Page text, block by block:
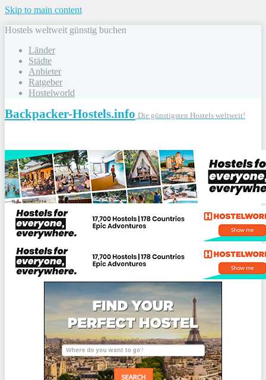
Skip to main content
Hostels weltweit günstig buchen
Länder
Städte
Anbieter
Ratgeber
Hostelworld
Backpacker-Hostels.info Die günstigsten Hostels weltweit!